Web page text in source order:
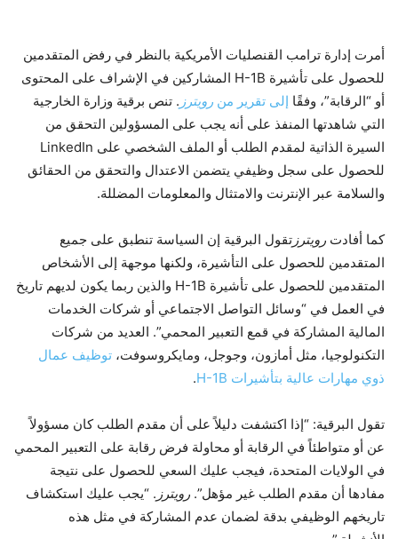
أمرت إدارة ترامب القنصليات الأمريكية بالنظر في رفض المتقدمين
للحصول على تأشيرة H-1B المشاركين في الإشراف على المحتوى
أو “الرقابة”، وفقًا إلى تقرير من رويترز . تنص برقية وزارة الخارجية
التي شاهدتها المنفذ على أنه يجب على المسؤولين التحقق من
السيرة الذاتية لمقدم الطلب أو الملف الشخصي على LinkedIn
للحصول على سجل وظيفي يتضمن الاعتدال والتحقق من الحقائق
والسلامة عبر الإنترنت والامتثال والمعلومات المضللة.
كما أفادت رويترز تقول البرقية إن السياسة تنطبق على جميع
المتقدمين للحصول على التأشيرة، ولكنها موجهة إلى الأشخاص
المتقدمين للحصول على تأشيرة H-1B والذين ربما يكون لديهم تاريخ
في العمل في “وسائل التواصل الاجتماعي أو شركات الخدمات
المالية المشاركة في قمع التعبير المحمي”. العديد من شركات
التكنولوجيا، مثل أمازون، وجوجل، ومايكروسوفت، توظيف عمال
ذوي مهارات عالية بتأشيرات H-1B
.
تقول البرقية: “إذا اكتشفت دليلاً على أن مقدم الطلب كان مسؤولاً
عن أو متواطئاً في الرقابة أو محاولة فرض رقابة على التعبير المحمي
في الولايات المتحدة، فيجب عليك السعي للحصول على نتيجة
مفادها أن مقدم الطلب غير مؤهل”. رويترز . “يجب عليك استكشاف
تاريخهم الوظيفي بدقة لضمان عدم المشاركة في مثل هذه